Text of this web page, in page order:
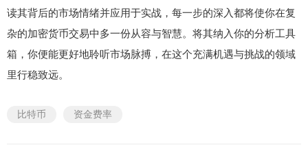
读其背后的市场情绪并应用于实战，每一步的深入都将使你在复
杂的加密货币交易中多一份从容与智慧。将其纳入你的分析工具
箱，你便能更好地聆听市场脉搏，在这个充满机遇与挑战的领域
里行稳致远。
比特币 资金费率